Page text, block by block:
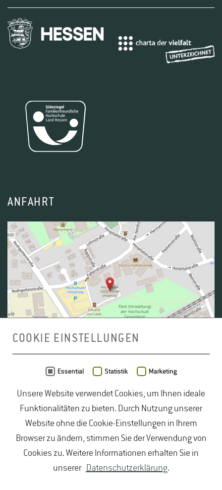
ANFAHRT
OpenStreetMap - Veröffentlicht unterODbL
duales Studium Gartenbau| Gartenbau Studium|
Lebensmittelrecht Studium|Lebensmittelsicherheit
Studium| Naturschutz Studium|Oenologie
Studium| Studiengang Logistik|Studiengänge
Lebensmittel |Studiengänge Natur| Studiengänge
COOKIE EINSTELLUNGEN
Essential Statistik Marketing
Unsere Website verwendet Cookies, um Ihnen ideale
Funktionalitäten zu bieten. Durch Nutzung unserer
Website ohne die Cookie-Einstellungen in Ihrem
Browser zu ändern, stimmen Sie der Verwendung von
Cookies zu. Weitere Informationen erhalten Sie in
unserer Datenschutzerklärung.